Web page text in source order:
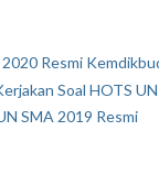
2020 Resmi
Soal HOTS
SMA 2019 Resmi